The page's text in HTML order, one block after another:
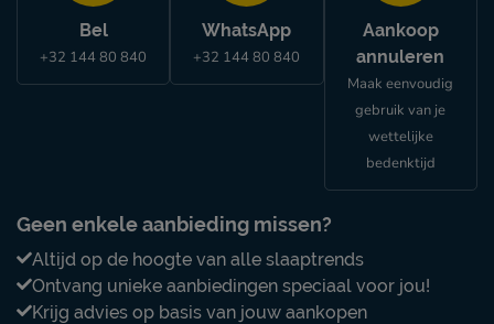
Bel
+32 144 80 840
WhatsApp
+32 144 80 840
Aankoop
annuleren
Maak eenvoudig
gebruik van je
wettelijke
bedenktijd
Geen enkele aanbieding missen?
Altijd op de hoogte van alle slaaptrends
Ontvang unieke aanbiedingen speciaal voor jou!
Krijg advies op basis van jouw aankopen